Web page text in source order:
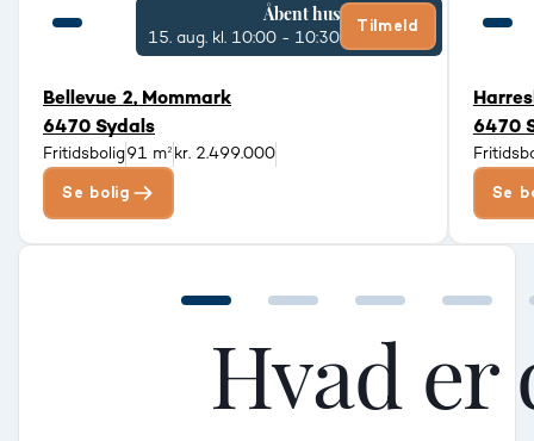
Åbent hus
15. aug. kl. 10:00 - 10:30
Tilmeld
Bellevue 2, Mommark
6470 Sydals
Fritidsbolig91 m² kr. 2.499.000
Se bolig
6470
Se
Hvad er